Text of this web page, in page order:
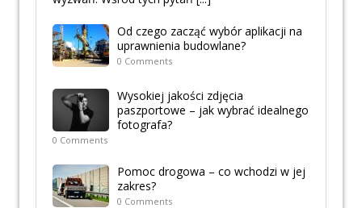
Od czego zacząć wybór aplikacji na
uprawnienia budowlane?
0 Comments
Wysokiej jakości zdjęcia
paszportowe – jak wybrać idealnego
fotografa?
0 Comments
Pomoc drogowa – co wchodzi w jej
zakres?
0 Comments